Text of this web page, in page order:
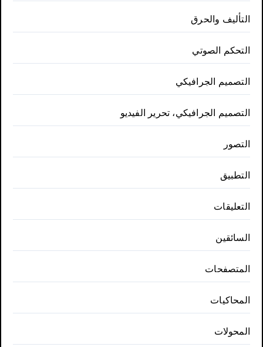
التأليف والحرق
التحكم الصوتي
التصميم الجرافيكي
التصميم الجرافيكي، تحرير الفيديو
التصور
التطبيق
التعليقات
السائقين
المتصفحات
المحاكيات
المحولات